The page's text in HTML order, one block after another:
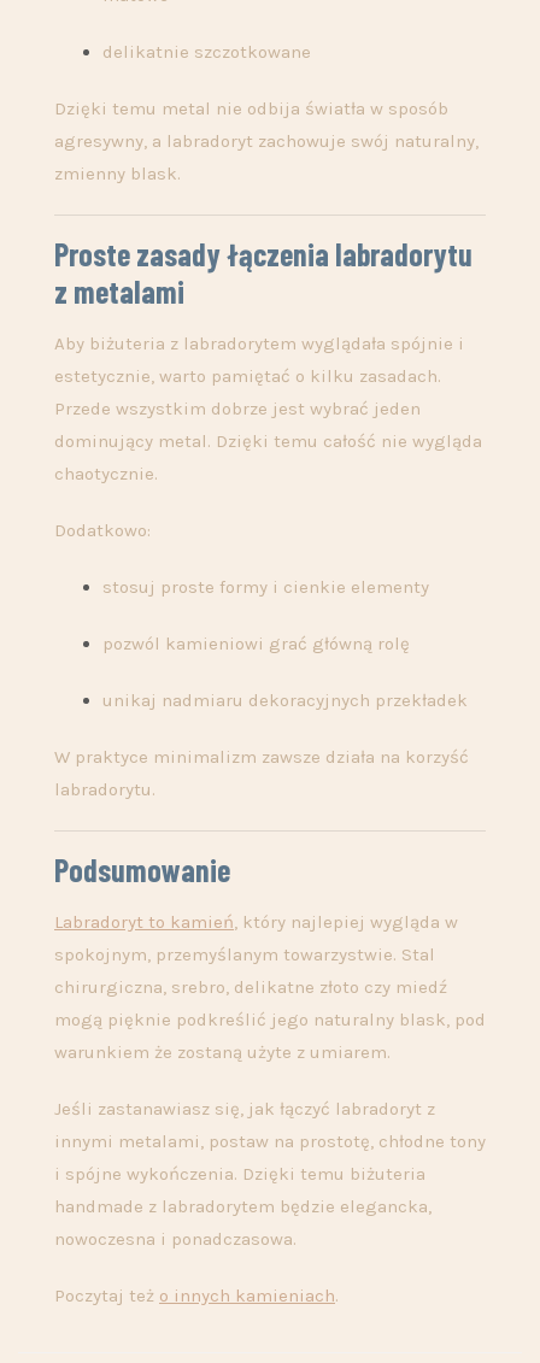
delikatnie szczotkowane
Dzięki temu metal nie odbija światła w sposób
agresywny, a labradoryt zachowuje swój naturalny,
zmienny blask.
Proste zasady łączenia labradorytu
z metalami
Aby biżuteria z labradorytem wyglądała spójnie i
estetycznie, warto pamiętać o kilku zasadach.
Przede wszystkim dobrze jest wybrać jeden
dominujący metal. Dzięki temu całość nie wygląda
chaotycznie.
Dodatkowo:
stosuj proste formy i cienkie elementy
pozwól kamieniowi grać główną rolę
unikaj nadmiaru dekoracyjnych przekładek
W praktyce minimalizm zawsze działa na korzyść
labradorytu.
Podsumowanie
Labradoryt to kamień, który najlepiej wygląda w
spokojnym, przemyślanym towarzystwie. Stal
chirurgiczna, srebro, delikatne złoto czy miedź
mogą pięknie podkreślić jego naturalny blask, pod
warunkiem że zostaną użyte z umiarem.
Jeśli zastanawiasz się, jak łączyć labradoryt z
innymi metalami, postaw na prostotę, chłodne tony
i spójne wykończenia. Dzięki temu biżuteria
handmade z labradorytem będzie elegancka,
nowoczesna i ponadczasowa.
Poczytaj też o innych kamieniach.